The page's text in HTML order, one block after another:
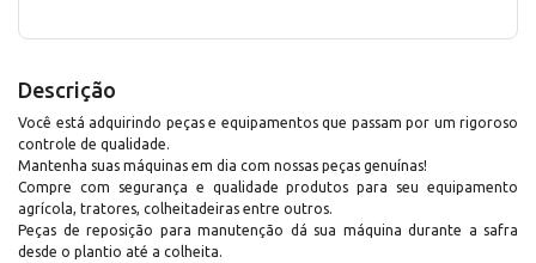
Descrição
Você está adquirindo peças e equipamentos que passam por um rigoroso
controle de qualidade.
Mantenha suas máquinas em dia com nossas peças genuínas!
Compre com segurança e qualidade produtos para seu equipamento
agrícola, tratores, colheitadeiras entre outros.
Peças de reposição para manutenção dá sua máquina durante a safra
desde o plantio até a colheita.